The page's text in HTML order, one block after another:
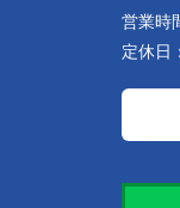
営業時
定休日：